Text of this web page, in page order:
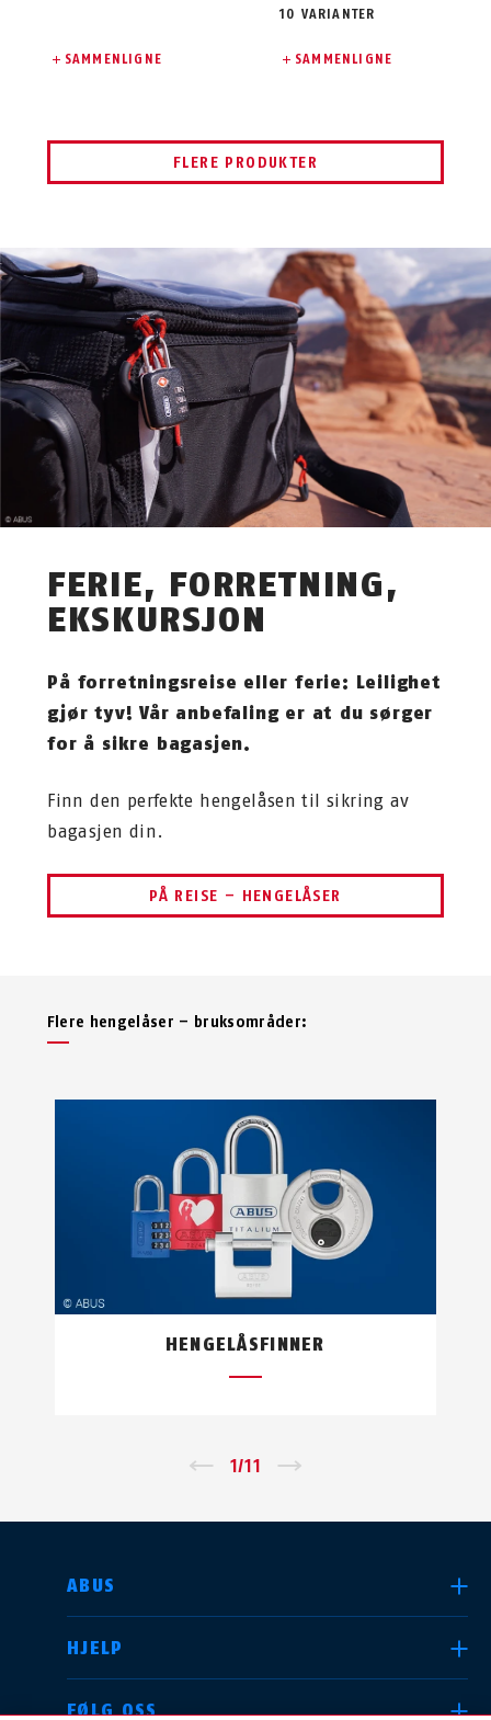
SAMMENLIGNE
10 VARIANTER
SAMMENLIGNE
FLERE PRODUKTER
FERIE, FORRETNING,
EKSKURSJON
På forretningsreise eller ferie: Leilighet
gjør tyv! Vår anbefaling er at du sørger
for å sikre bagasjen.
Finn den perfekte hengelåsen til sikring av
bagasjen din.
PÅ REISE – HENGELÅSER
Flere hengelåser – bruksområder:
HENGELÅSFINNER
1/11
ABUS
HJELP
FØLG OSS
VELG LAND
Deutschland